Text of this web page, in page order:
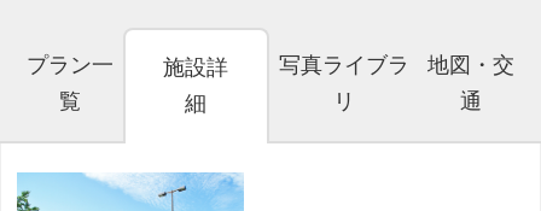
プラン一
覧
施設詳
細
写真ライブラ
リ
地図・交
通